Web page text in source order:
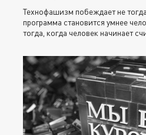
Технофашизм побеждает не
программа становится умнее
тогда, когда человек начинает